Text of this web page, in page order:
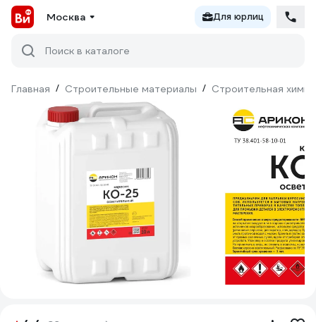
Москва Для юрлиц
Поиск в каталоге
Главная / Строительные материалы / Строительная химия